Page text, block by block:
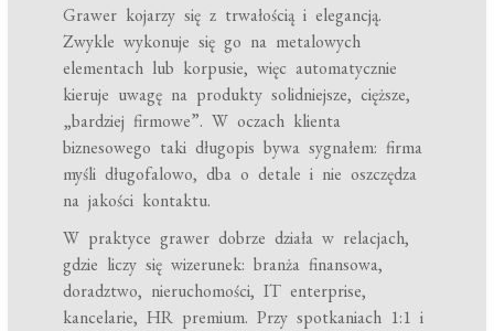
Grawer kojarzy się z trwałością i elegancją.
Zwykle wykonuje się go na metalowych
elementach lub korpusie, więc automatycznie
kieruje uwagę na produkty solidniejsze, cięższe,
„bardziej firmowe”. W oczach klienta
biznesowego taki długopis bywa sygnałem: firma
myśli długofalowo, dba o detale i nie oszczędza
na jakości kontaktu.
W praktyce grawer dobrze działa w relacjach,
gdzie liczy się wizerunek: branża finansowa,
doradztwo, nieruchomości, IT enterprise,
kancelarie, HR premium. Przy spotkaniach 1:1 i